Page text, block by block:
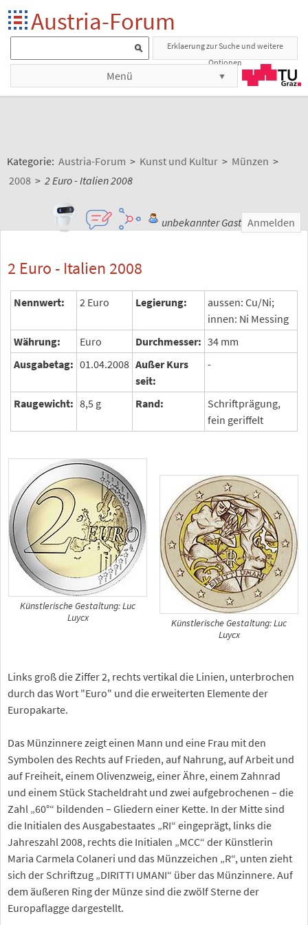
Austria-Forum
Erklaerung zur Suche und weitere
Optionen
Menü
Kategorie: Austria-Forum > Kunst und Kultur > Münzen >
2008 > 2 Euro - Italien 2008
unbekannter Gast Anmelden
2 Euro - Italien 2008
Nennwert: 2 Euro Legierung:
aussen: Cu/Ni;
innen: Ni Messing
Währung:
Euro Durchmesser: 34 mm
Ausgabetag: 01.04.2008 Außer Kurs
seit:
-
Raugewicht: 8,5 g Rand:
Schriftprägung,
fein geriffelt
Künstlerische Gestaltung: Luc
Luycx
Künstlerische Gestaltung: Luc
Luycx
Links groß die Ziffer 2, rechts vertikal die Linien, unterbrochen
durch das Wort "Euro" und die erweiterten Elemente der
Europakarte.
Das Münzinnere zeigt einen Mann und eine Frau mit den
Symbolen des Rechts auf Frieden, auf Nahrung, auf Arbeit und
auf Freiheit, einem Olivenzweig, einer Ähre, einem Zahnrad
und einem Stück Stacheldraht und zwei aufgebrochenen – die
Zahl „60°“ bildenden – Gliedern einer Kette. In der Mitte sind
die Initialen des Ausgabestaates „RI“ eingeprägt, links die
Jahreszahl 2008, rechts die Initialen „MCC“ der Künstlerin
Maria Carmela Colaneri und das Münzzeichen „R“, unten zieht
sich der Schriftzug „DIRITTI UMANI“ über das Münzinnere. Auf
dem äußeren Ring der Münze sind die zwölf Sterne der
Europaflagge dargestellt.